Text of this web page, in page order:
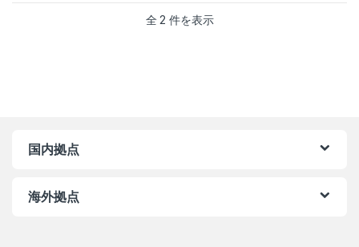
全 2 件を表示
国内拠点
海外拠点